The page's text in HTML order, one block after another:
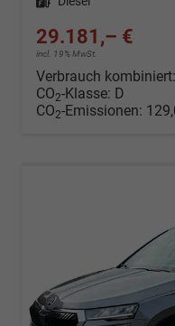
29.181,– €
incl. 19% MwSt.
Verbrauch kombiniert:
CO2-Klasse: D
CO2-Emissionen: